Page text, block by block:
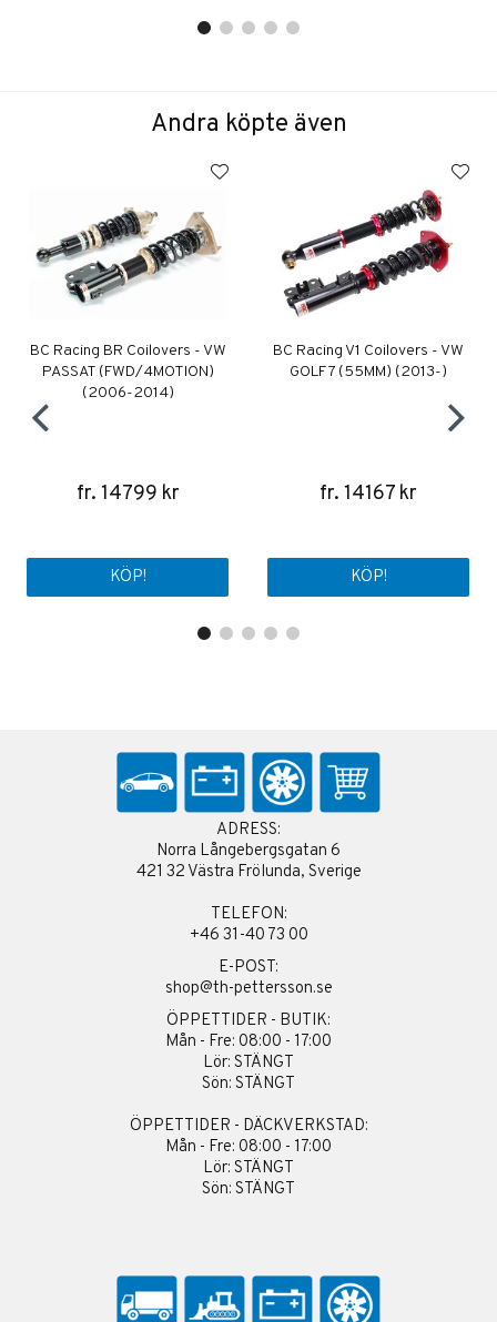
Andra köpte även
BC Racing BR Coilovers - VW
PASSAT (FWD/4MOTION)
(2006-2014)
fr. 14799 kr
KÖP!
BC Racing V1 Coilovers - VW
GOLF 7 (55MM) (2013-)
fr. 14167 kr
KÖP!
ADRESS:
Norra Långebergsgatan 6
421 32 Västra Frölunda, Sverige
TELEFON:
+46 31-40 73 00
E-POST:
shop@th-pettersson.se
ÖPPETTIDER - BUTIK:
Mån - Fre: 08:00 - 17:00
Lör: STÄNGT
Sön: STÄNGT
ÖPPETTIDER - DÄCKVERKSTAD:
Mån - Fre: 08:00 - 17:00
Lör: STÄNGT
Sön: STÄNGT